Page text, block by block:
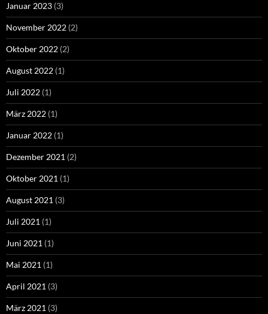
Januar 2023 (3)
November 2022 (2)
Oktober 2022 (2)
August 2022 (1)
Juli 2022 (1)
März 2022 (1)
Januar 2022 (1)
Dezember 2021 (2)
Oktober 2021 (1)
August 2021 (3)
Juli 2021 (1)
Juni 2021 (1)
Mai 2021 (1)
April 2021 (3)
März 2021 (3)